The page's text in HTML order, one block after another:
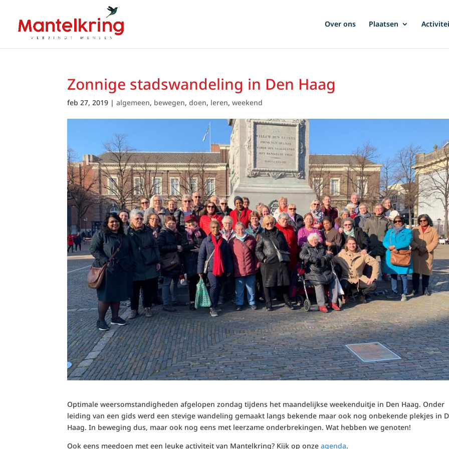
Over ons Plaatsen
Zonnige stadswandeling in Den Haag
feb 27, 2019 |algemeen, bewegen,doen, leren,weekend
Optimale weersomstandigheden afgelopen zondag tijdens het maandelijkse weekenduitje in Den Haag. Onder
leiding van een gids werd een stevige wandeling gemaakt langs bekende maar ook nog onbekende plekjes in
Haag. In beweging dus, maar ook nog eens met leerzame onderbrekingen. Wat hebben we genoten!
Ook eens meedoen met een leuke activiteit van Mantelkring? Kijk op onzeagenda.